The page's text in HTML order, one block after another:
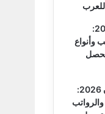
العمل في الامارات 2026:
وأنواع
العمل في سلطنة عمان 2026: